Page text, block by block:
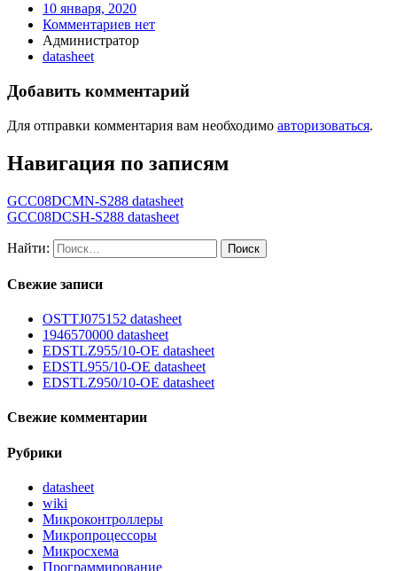
10 января, 2020
Комментариев нет
Администратор
datasheet
Добавить комментарий
Для отправки комментария вам необходимо авторизоваться.
Навигация по записям
GCC08DCMN-S288 datasheet
GCC08DCSH-S288 datasheet
Найти:
Свежие записи
OSTTJ075152 datasheet
1946570000 datasheet
EDSTLZ955/10-OE datasheet
EDSTL955/10-OE datasheet
EDSTLZ950/10-OE datasheet
Свежие комментарии
Рубрики
datasheet
wiki
Микроконтроллеры
Микропроцессоры
Микросхема
Программирование